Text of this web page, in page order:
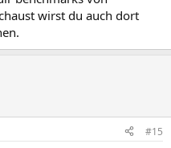
wirst du auch dort
#15